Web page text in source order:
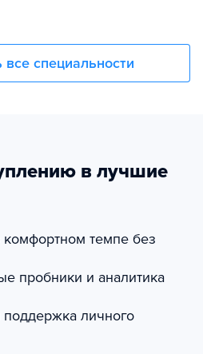
все специальности
в лучшие
темпе без
пробники и аналитика
поддержка личного